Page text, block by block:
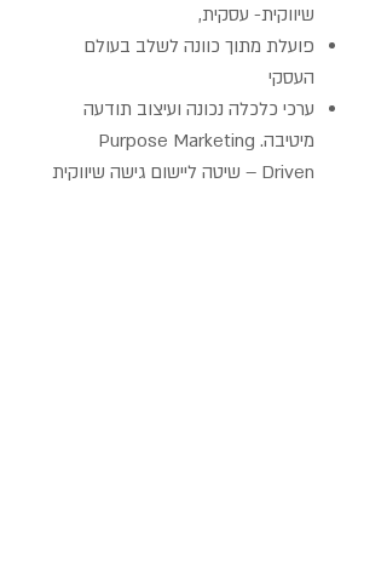
שיווקית- עסקית,
פועלת מתוך כוונה לשלב בעולם
העסקי
ערכי כלכלה נכונה ועיצוב תודעה
מיטיבה. Purpose Marketing
Driven – שיטה ליישום גישה שיווקית